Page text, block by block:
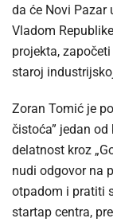
da će Novi Pazar
Vladom
projekta,
staroj
Zoran Tomić je
čistoća” jedan
delatnost kroz
nudi odgovor na
otpadom i pratiti
startap centra,